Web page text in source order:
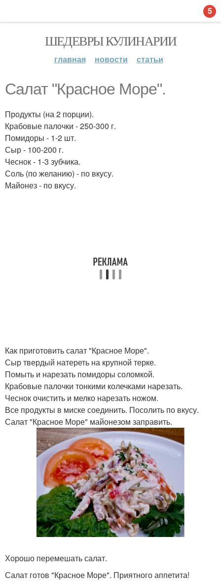
ШЕДЕВРЫ КУЛИНАРИИ
главная новости статьи
Салат "Красное Море".
Продукты (на 2 порции).
Крабовые палочки - 250-300 г.
Помидоры - 1-2 шт.
Сыр - 100-200 г.
Чеснок - 1-3 зубчика.
Соль (по желанию) - по вкусу.
Майонез - по вкусу.
Как приготовить салат "Красное Море".
Сыр твердый натереть на крупной терке.
Помыть и нарезать помидоры соломкой.
Крабовые палочки тонкими колечками нарезать.
Чеснок очистить и мелко нарезать ножом.
Все продукты в миске соединить. Посолить по вкусу.
Салат "Красное Море" майонезом заправить.
Хорошо перемешать салат.
Салат готов "Красное Море". Приятного аппетита!
5